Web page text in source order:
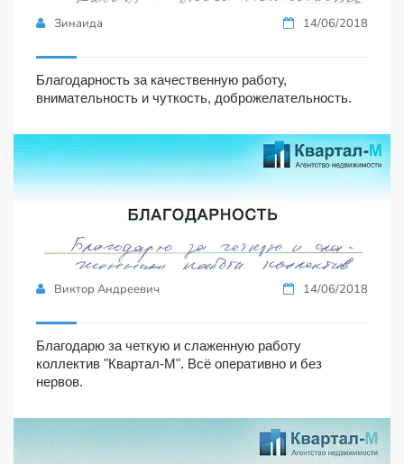
Зинаида 14/06/2018
Благодарность за качественную работу,
внимательность и чуткость, доброжелательность.
Виктор Андреевич 14/06/2018
Благодарю за четкую и слаженную работу
коллектив "Квартал-М". Всё оперативно и без
нервов.